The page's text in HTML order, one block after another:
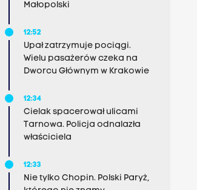
Małopolski
12:52
Upał zatrzymuje pociągi.
Wielu pasażerów czeka na
Dworcu Głównym w Krakowie
12:34
Cielak spacerował ulicami
Tarnowa. Policja odnalazła
właściciela
12:33
Nie tylko Chopin. Polski Paryż,